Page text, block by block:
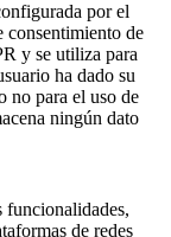
por el
consentimiento de
y se utiliza para
ha dado su
no para el uso de
ningún dato
funcionalidades,
de redes